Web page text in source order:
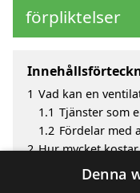
förpliktelser
1 Vad kan en
1.1 Tjänster som
1.2 Fördelar med
2 Hur mycket
Fördelar med att
Sök efter ett
Denna